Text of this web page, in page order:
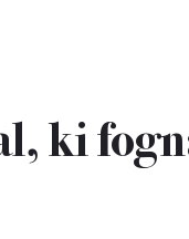
ki